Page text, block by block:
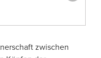
zwischen